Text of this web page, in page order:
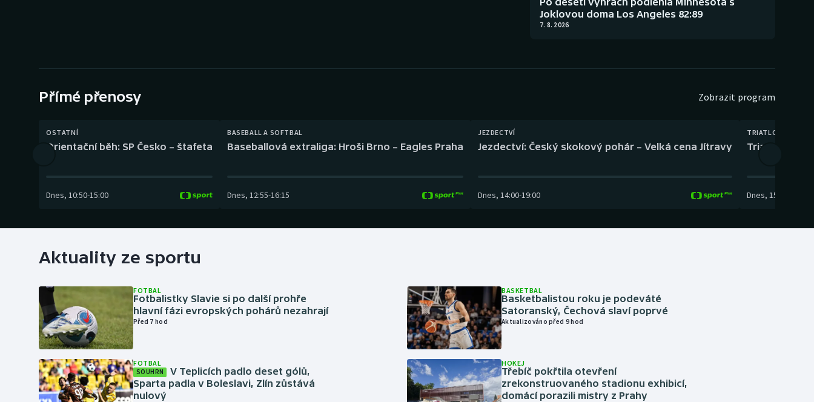
Gymnastika Plážový volejbal
Joklovou doma Los Angeles 82:89
7. 8. 2026
Přímé přenosy Zobrazit program
OSTATNÍ
Orientační běh: SP Česko – štafeta
Dnes, 10:50-15:00
BASEBALL A SOFTBAL
Baseballová extraliga: Hroši Brno – Eagles Praha
Dnes, 12:55-16:15
JEZDECTVÍ
Jezdectví: Český skokový pohár – Velká cena Jítravy
Dnes, 14:00-19:00
TRIATLON
Triatlon:
Dnes, 15:00
Aktuality ze sportu
FOTBAL
Fotbalistky Slavie si po další prohře
hlavní fázi evropských pohárů nezahrají
Před 7 hod
FOTBAL
SOUHRN
V Teplicích padlo deset gólů,
Sparta padla v Boleslavi, Zlín zůstává
nulový
BASKETBAL
Basketbalistou roku je podeváté
Satoranský, Čechová slaví poprvé
Aktualizováno před 9 hod
HOKEJ
Třebíč pokřtila otevření
zrekonstruovaného stadionu exhibicí,
domácí porazili mistry z Prahy